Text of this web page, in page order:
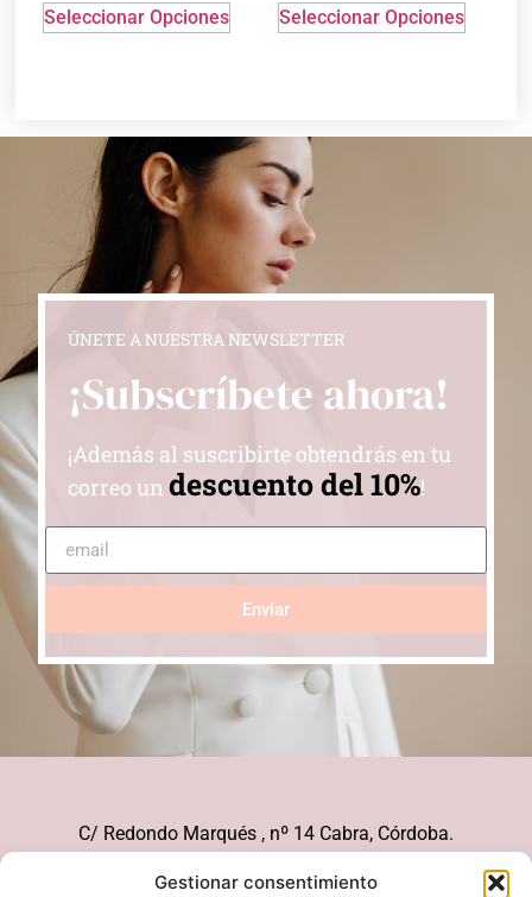
Gestionar consentimiento
Seleccionar Opciones Seleccionar Opciones
ÚNETE A NUESTRA NEWSLETTER
¡Subscríbete ahora!
¡Además al suscribirte obtendrás en tu
correo un descuento del 10%!
Enviar
C/ Redondo Marqués , nº 14 Cabra, Córdoba.
626 21 51 10